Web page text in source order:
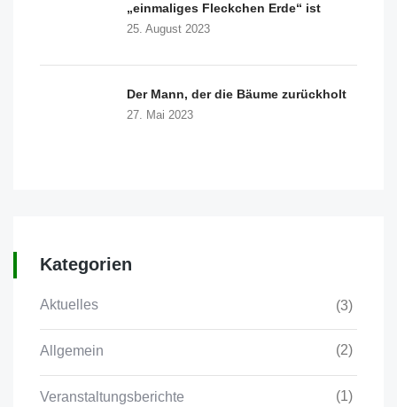
„einmaliges Fleckchen Erde“ ist
25. August 2023
Der Mann, der die Bäume zurückholt
27. Mai 2023
Kategorien
Aktuelles (3)
Allgemein (2)
Veranstaltungsberichte (1)